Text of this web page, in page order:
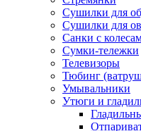
Сушилки для
Сушилки для
Санки с
Сумки-тележки
Телевизоры
Тюбинг
Умывальники
Утюги и